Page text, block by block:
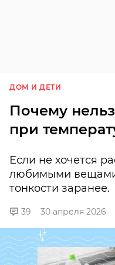
ДОМ И ДЕТИ
Почему
при
Если не хочется
любимыми
тонкости заранее.
39 30 апреля 2026